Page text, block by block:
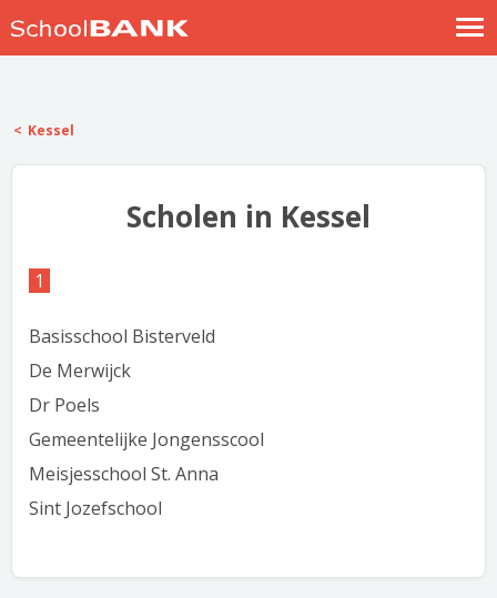
Help
Kessel
Scholen in Kessel
1
Basisschool Bisterveld
De Merwijck
Dr Poels
Gemeentelijke Jongensscool
Meisjesschool St. Anna
Sint Jozefschool